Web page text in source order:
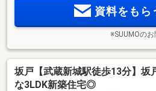
資料をもら
※SUUMOの
坂戸【武蔵新城駅徒歩13分】坂
な3LDK新築住宅◎